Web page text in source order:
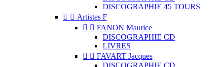
DISCOGRAPHIE 45 TOURS
  Artistes F
  FANON Maurice
DISCOGRAPHIE CD
LIVRES
  FAVART Jacques
DISCOGRAPHIE CD